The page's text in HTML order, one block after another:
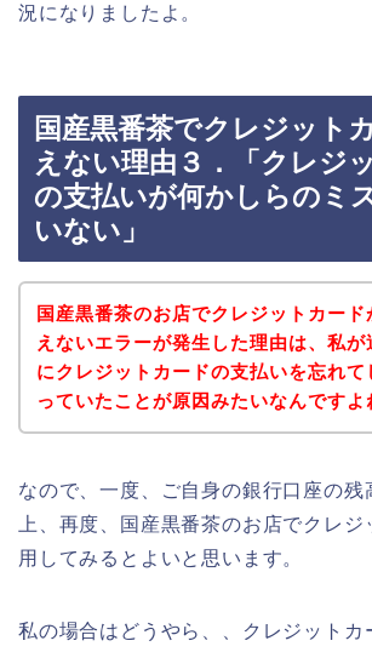
況になりましたよ。
国産黒番茶でクレジット
えない理由３．「クレジ
の支払いが何かしらのミ
いない」
国産黒番茶のお店でクレジットカード
えないエラーが発生した理由は、私が
にクレジットカードの支払いを忘れて
っていたことが原因みたいなんですよ
なので、一度、ご自身の銀行口座の残
上、再度、国産黒番茶のお店でクレジ
用してみるとよいと思います。
私の場合はどうやら、、クレジットカ